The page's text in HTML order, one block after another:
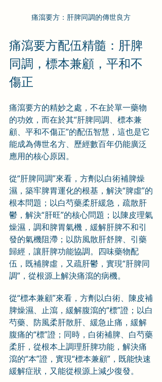
痛瀉要方：肝脾同調的傳世良方
痛瀉要方配伍精髓：肝脾
同調，標本兼顧，平和不
傷正
痛瀉要方的精妙之處，不在於單一藥物
的功效，而在於其“肝脾同調、標本兼
顧、平和不傷正”的配伍智慧，這也是它
能成為傳世名方、歷經數百年仍能廣泛
應用的核心原因。
從“肝脾同調”來看，方劑以白術補脾燥
濕，築牢脾胃運化的根基，解決“脾虛”的
根本問題；以白芍藥柔肝緩急，疏散肝
鬱，解決“肝旺”的核心問題；以陳皮理氣
燥濕，調和脾胃氣機，緩解肝脾不和引
發的氣機阻滯；以防風散肝舒脾、引藥
歸經，讓肝脾功能協調。四味藥物配
伍，既補脾虛，又疏肝鬱，實現“肝脾同
調”，從根源上解決痛瀉的病機。
從“標本兼顧”來看，方劑以白術、陳皮補
脾燥濕、止瀉，緩解腹瀉的“標”證；以白
芍藥、防風柔肝散肝、緩急止痛，緩解
腹痛的“標”證；同時，白術補脾、白芍藥
柔肝，從根本上調理肝脾功能，解決痛
瀉的“本”證，實現“標本兼顧”，既能快速
緩解症狀，又能從根源上減少復發。